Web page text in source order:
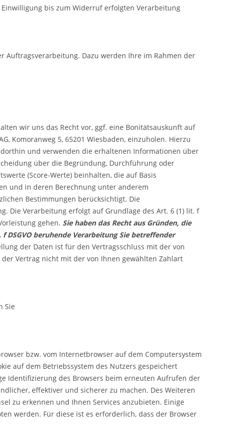
bis zum Widerruf erfolgten Verarbeitung
Auftragsverarbeitung. Dazu werden Ihre im Rahmen der
wir uns das Recht vor, ggf. eine Bonitätsauskunft auf
Komoranweg 5, 65201 Wiesbaden, einzuholen. Hierzu
und verwenden die erhaltenen Informationen über
über die Begründung, Durchführung oder
(Score-Werte) beinhalten, die auf Basis
und in deren Berechnung unter anderem
Bestimmungen berücksichtigt. Die
Die Verarbeitung erfolgt auf Grundlage des Art. 6 (1) lit. f
gehen. Sie haben das Recht aus Gründen, die
DSGVO beruhende Verarbeitung Sie betreffender
der Daten ist für den Vertragsschluss mit der von
Vertrag nicht mit der von Ihnen gewählten Zahlart
Sie
bzw. vom Internetbrowser auf dem Computersystem
auf dem Betriebssystem des Nutzers gespeichert
Identifizierung des Browsers beim erneuten Aufrufen der
effektiver und sicherer zu machen. Des Weiteren
zu erkennen und Ihnen Services anzubieten. Einige
werden. Für diese ist es erforderlich, dass der Browser